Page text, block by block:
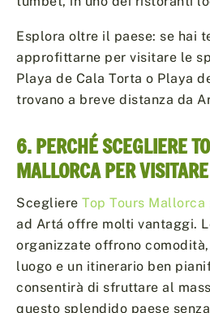
Esplora oltre il paese: se hai
approfittarne per visitare le
Playa de Cala Torta o Playa
trovano a breve distanza da
6. PERCHÉ SCEGLIERE
MALLORCA PER
Scegliere Top Tours Mallorca
ad Artá offre molti vantaggi.
organizzate offrono
luogo e un itinerario ben
consentirà di sfruttare al
questo splendido paese